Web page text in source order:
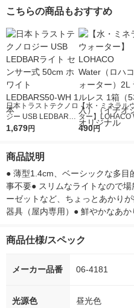
こちらの商品もおすすめ
日本トラストテクノロ
ジー USB LEDBARラ
イト センサー式 50cm
1,679円
【水・ミネラル
ター】LOHACO
r（ロハコウォータ
490円
商品説明
● 薄型1.4cm、ベーシックな多
事不要● スリムなライトなので
ーゼットなど、ちょっとあかり
器具（屋内専用）● 鮮やかなあか
商品仕様/スペック
メーカー品番 06-4181
光源色 昼光色